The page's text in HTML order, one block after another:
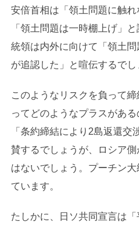
安倍首相は「領土問題に触
「領土問題は一時棚上げ」
統領は内外に向けて「領土
が追認した」と喧伝するでし
このようなリスクを負って
ってどのようなプラスがあ
「条約締結により2島返還交
賛するでしょうが、ロシア
はないでしょう。プーチン
ています。
たしかに、日ソ共同宣言は